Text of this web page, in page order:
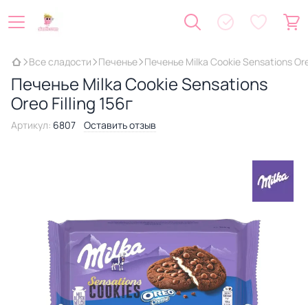
Все сладости Печенье Печенье Milka Cookie Sensations
Печенье Milka Cookie Sensations
Oreo Filling 156г
Артикул: 6807 Оставить отзыв